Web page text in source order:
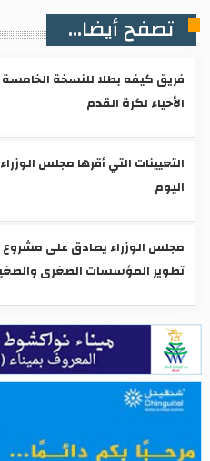
تصفح أيضا...
فريق كيفه بطلا للنسخة
الأحياء لكرة القدم
التعيينات التي أقرها مجلس
اليوم
مجلس الوزراء يصادق على
تطوير المؤسسات الصغرى